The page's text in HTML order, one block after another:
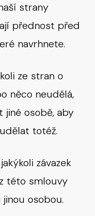
strany
přednost před
navrhnete.
ze stran o
něco neudělá,
jiné osobě, aby
totéž.
závazek
této smlouvy
osobou.